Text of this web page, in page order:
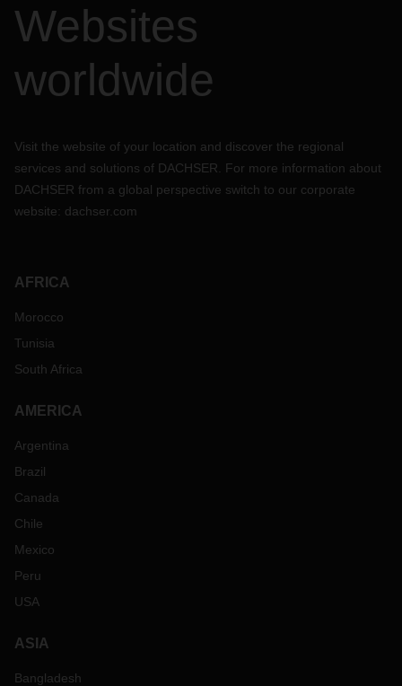
Websites
worldwide
Visit the website of your location and discover the regional
services and solutions of DACHSER. For more information about
DACHSER from a global perspective switch to our corporate
website: dachser.com
AFRICA
Morocco
Tunisia
South Africa
AMERICA
Argentina
Brazil
Canada
Chile
Mexico
Peru
USA
ASIA
Bangladesh